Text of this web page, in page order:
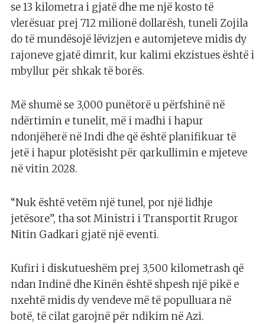
se 13 kilometra i gjatë dhe me një kosto të
vlerësuar prej 712 milionë dollarësh, tuneli Zojila
do të mundësojë lëvizjen e automjeteve midis dy
rajoneve gjatë dimrit, kur kalimi ekzistues është i
mbyllur për shkak të borës.
Më shumë se 3,000 punëtorë u përfshinë në
ndërtimin e tunelit, më i madhi i hapur
ndonjëherë në Indi dhe që është planifikuar të
jetë i hapur plotësisht për qarkullimin e mjeteve
në vitin 2028.
“Nuk është vetëm një tunel, por një lidhje
jetësore”, tha sot Ministri i Transportit Rrugor
Nitin Gadkari gjatë një eventi.
Kufiri i diskutueshëm prej 3,500 kilometrash që
ndan Indinë dhe Kinën është shpesh një pikë e
nxehtë midis dy vendeve më të populluara në
botë, të cilat garojnë për ndikim në Azi.